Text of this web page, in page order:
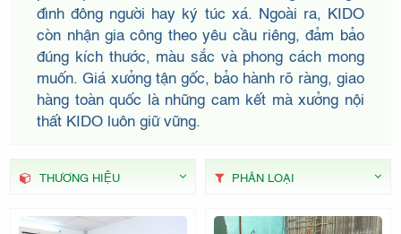
THẤT
KIDO
đình đông người hay ký túc xá. Ngoài ra, KIDO
còn nhận gia công theo yêu cầu riêng, đảm bảo
đúng kích thước, màu sắc và phong cách mong
muốn. Giá xưởng tận gốc, bảo hành rõ ràng, giao
hàng toàn quốc là những cam kết mà xưởng nội
thất KIDO luôn giữ vững.
THƯƠNG HIỆU PHÂN LOẠI